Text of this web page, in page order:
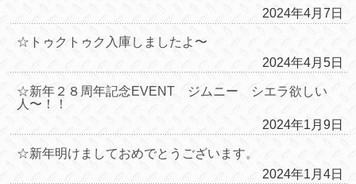
2024年4月7日
☆トゥクトゥク入庫しましたよ〜
2024年4月5日
☆新年２８周年記念EVENT ジムニー シエラ欲しい
人〜！！
2024年1月9日
☆新年明けましておめでとうございます。
2024年1月4日